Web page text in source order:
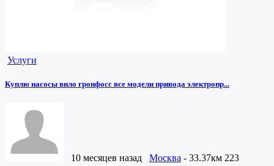
Услуги
Куплю насосы вило гронфосс все модели привода электропр...
10 месяцев назад Москва - 33.37км 223